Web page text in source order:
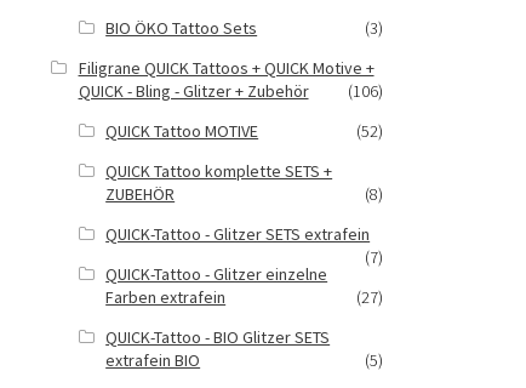
BIO ÖKO Tattoo Sets
(3)
Filigrane QUICK Tattoos + QUICK Motive +
QUICK - Bling - Glitzer + Zubehör
(106)
QUICK Tattoo MOTIVE
(52)
QUICK Tattoo komplette SETS +
ZUBEHÖR
(8)
QUICK-Tattoo - Glitzer SETS extrafein
(7)
QUICK-Tattoo - Glitzer einzelne
Farben extrafein
(27)
QUICK-Tattoo - BIO Glitzer SETS
extrafein BIO
(5)